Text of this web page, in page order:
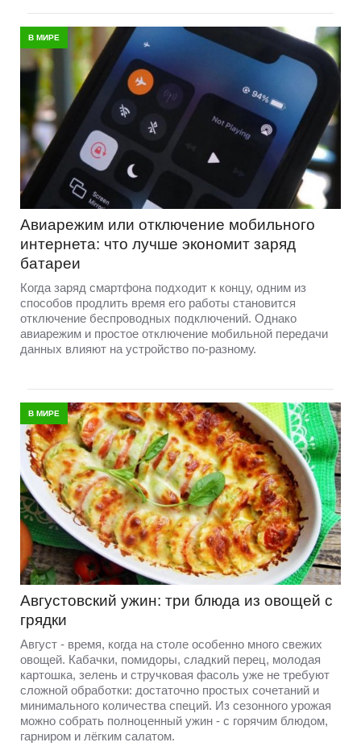
В МИРЕ
Авиарежим или отключение мобильного
интернета: что лучше экономит заряд
батареи
Когда заряд смартфона подходит к концу, одним из
способов продлить время его работы становится
отключение беспроводных подключений. Однако
авиарежим и простое отключение мобильной передачи
данных влияют на устройство по-разному.
В МИРЕ
Августовский ужин: три блюда из овощей с
грядки
Август - время, когда на столе особенно много свежих
овощей. Кабачки, помидоры, сладкий перец, молодая
картошка, зелень и стручковая фасоль уже не требуют
сложной обработки: достаточно простых сочетаний и
минимального количества специй. Из сезонного урожая
можно собрать полноценный ужин - с горячим блюдом,
гарниром и лёгким салатом.